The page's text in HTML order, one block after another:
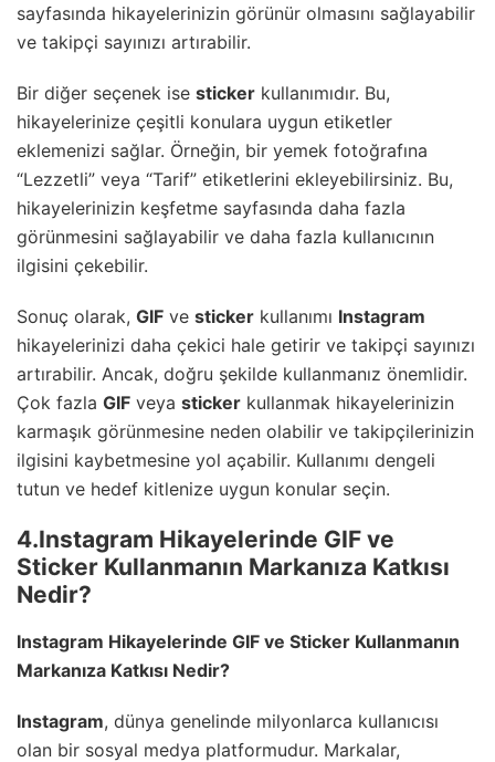
sayfasında hikayelerinizin görünür olmasını sağlayabilir
ve takipçi sayınızı artırabilir.
Bir diğer seçenek ise sticker kullanımıdır. Bu,
hikayelerinize çeşitli konulara uygun etiketler
eklemenizi sağlar. Örneğin, bir yemek fotoğrafına
“Lezzetli” veya “Tarif” etiketlerini ekleyebilirsiniz. Bu,
hikayelerinizin keşfetme sayfasında daha fazla
görünmesini sağlayabilir ve daha fazla kullanıcının
ilgisini çekebilir.
Sonuç olarak, GIF ve sticker kullanımı Instagram
hikayelerinizi daha çekici hale getirir ve takipçi sayınızı
artırabilir. Ancak, doğru şekilde kullanmanız önemlidir.
Çok fazla GIF veya sticker kullanmak hikayelerinizin
karmaşık görünmesine neden olabilir ve takipçilerinizin
ilgisini kaybetmesine yol açabilir. Kullanımı dengeli
tutun ve hedef kitlenize uygun konular seçin.
4.Instagram Hikayelerinde GIF ve
Sticker Kullanmanın Markanıza Katkısı
Nedir?
Instagram Hikayelerinde GIF ve Sticker Kullanmanın
Markanıza Katkısı Nedir?
Instagram, dünya genelinde milyonlarca kullanıcısı
olan bir sosyal medya platformudur. Markalar,